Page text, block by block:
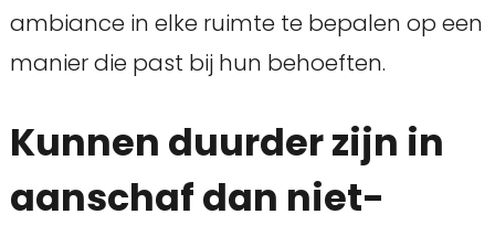
ambiance in elke ruimte te bepalen op een
manier die past bij hun behoeften.
Kunnen duurder zijn in
aanschaf dan niet-